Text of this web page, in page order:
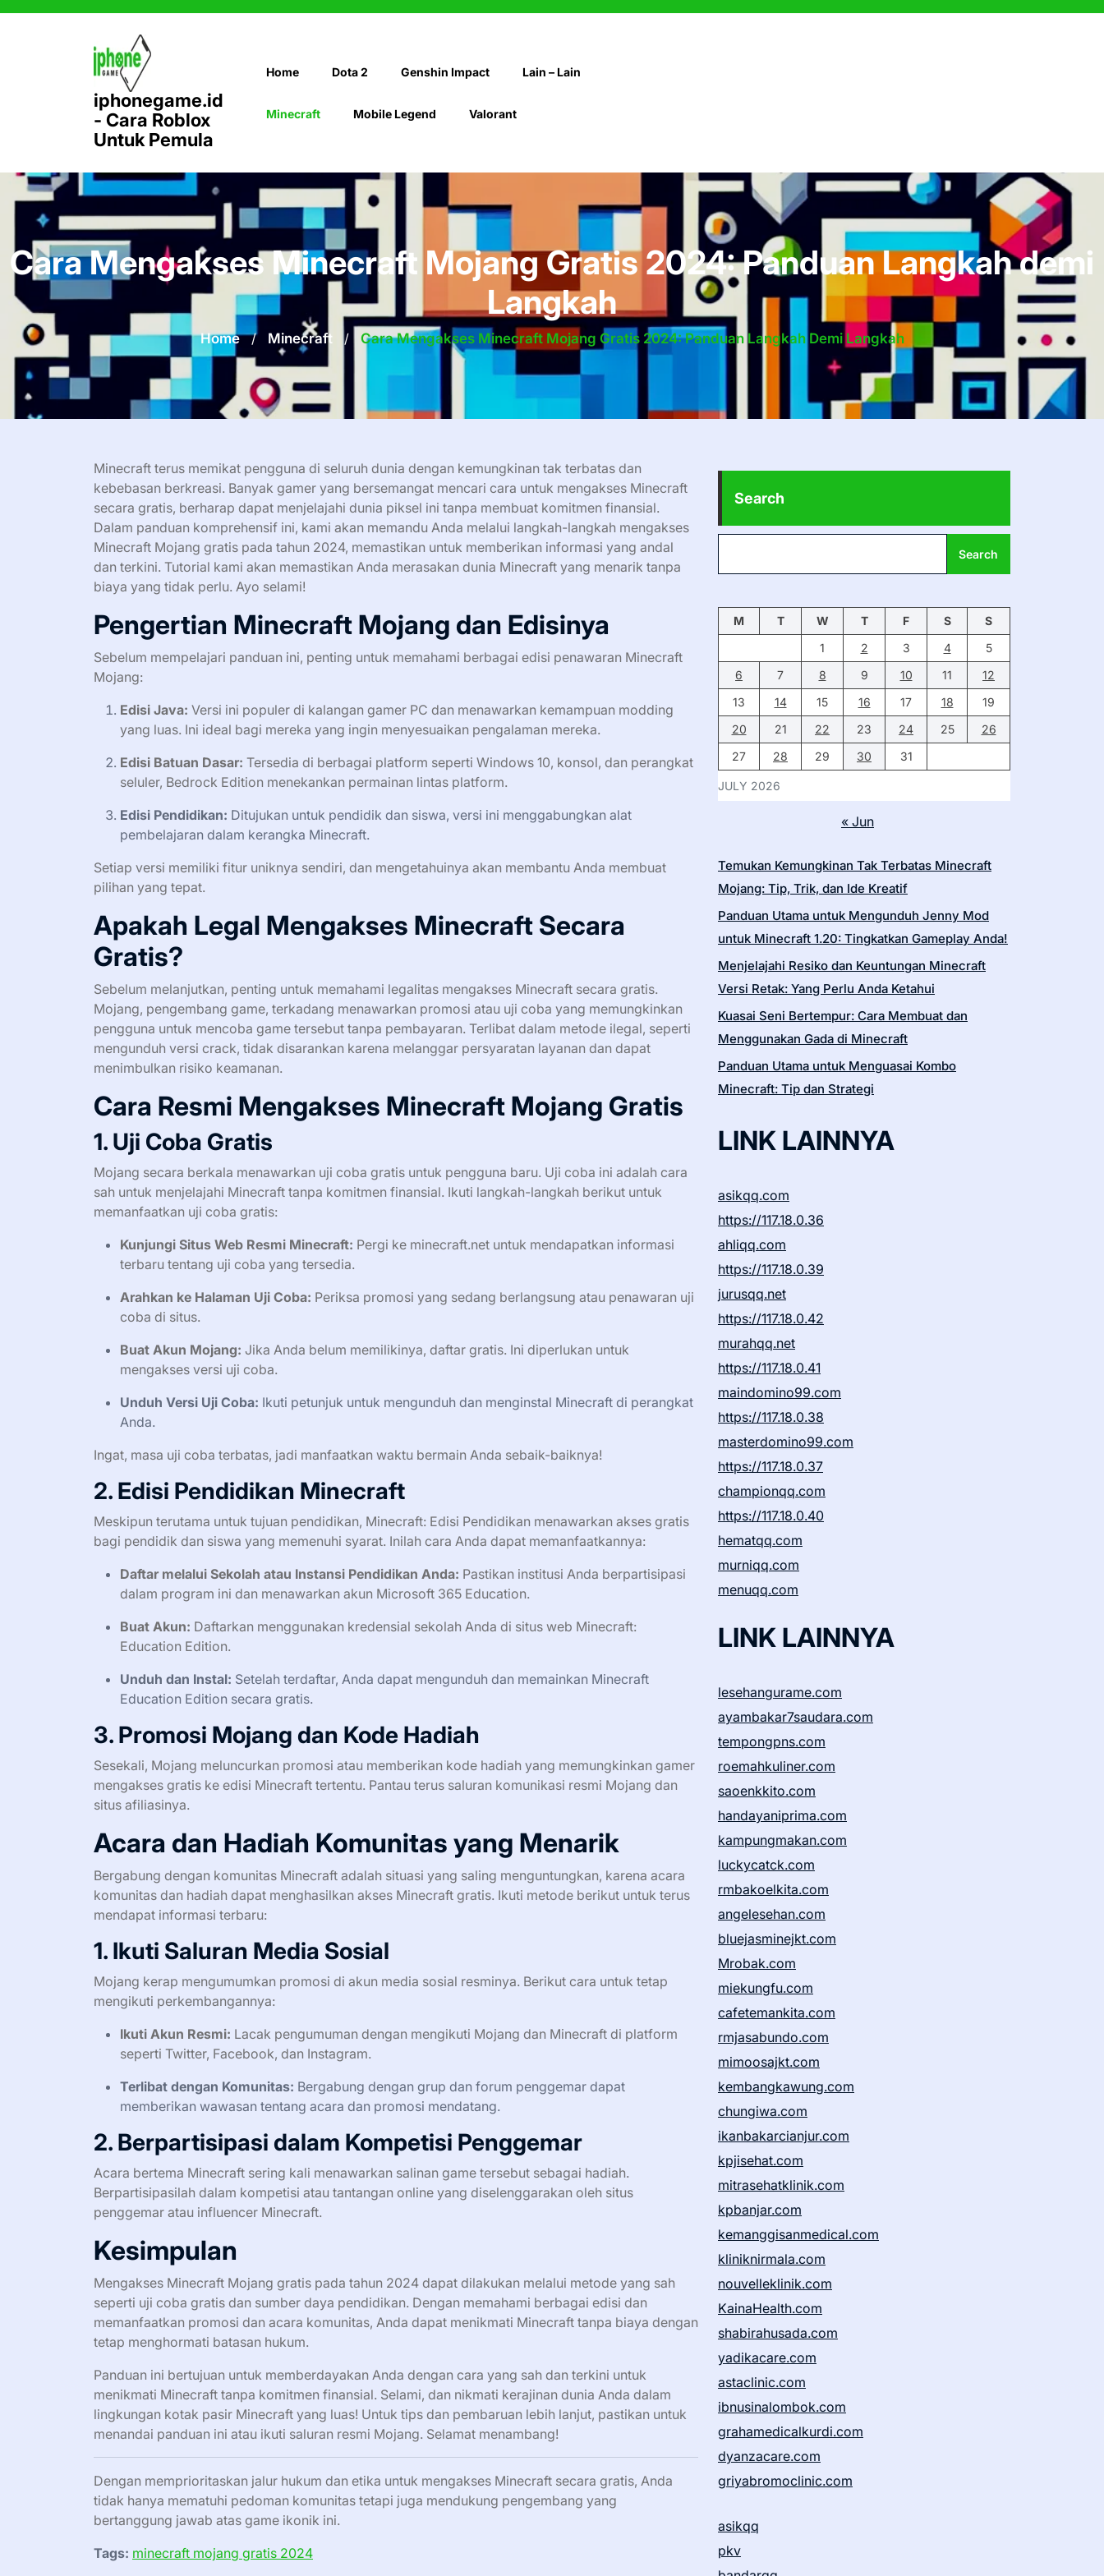
Skip
iphonegame.id
- Cara Roblox
Untuk Pemula
Home Dota 2 Genshin Impact Lain – Lain
Minecraft Mobile Legend Valorant
Cara Mengakses Minecraft Mojang Gratis 2024: Panduan Langkah demi
Langkah
Home / Minecraft / Cara Mengakses Minecraft Mojang Gratis 2024: Panduan Langkah Demi Langkah
Minecraft terus memikat pengguna di seluruh dunia dengan kemungkinan tak terbatas dan
kebebasan berkreasi. Banyak gamer yang bersemangat mencari cara untuk mengakses Minecraft
secara gratis, berharap dapat menjelajahi dunia piksel ini tanpa membuat komitmen finansial.
Dalam panduan komprehensif ini, kami akan memandu Anda melalui langkah-langkah mengakses
Minecraft Mojang gratis pada tahun 2024, memastikan untuk memberikan informasi yang andal
dan terkini. Tutorial kami akan memastikan Anda merasakan dunia Minecraft yang menarik tanpa
biaya yang tidak perlu. Ayo selami!
Pengertian Minecraft Mojang dan Edisinya
Sebelum mempelajari panduan ini, penting untuk memahami berbagai edisi penawaran Minecraft
Mojang:
Edisi Java: Versi ini populer di kalangan gamer PC dan menawarkan kemampuan modding
yang luas. Ini ideal bagi mereka yang ingin menyesuaikan pengalaman mereka.
Edisi Batuan Dasar: Tersedia di berbagai platform seperti Windows 10, konsol, dan perangkat
seluler, Bedrock Edition menekankan permainan lintas platform.
Edisi Pendidikan: Ditujukan untuk pendidik dan siswa, versi ini menggabungkan alat
pembelajaran dalam kerangka Minecraft.
Setiap versi memiliki fitur uniknya sendiri, dan mengetahuinya akan membantu Anda membuat
pilihan yang tepat.
Apakah Legal Mengakses Minecraft Secara
Gratis?
Sebelum melanjutkan, penting untuk memahami legalitas mengakses Minecraft secara gratis.
Mojang, pengembang game, terkadang menawarkan promosi atau uji coba yang memungkinkan
pengguna untuk mencoba game tersebut tanpa pembayaran. Terlibat dalam metode ilegal, seperti
mengunduh versi crack, tidak disarankan karena melanggar persyaratan layanan dan dapat
menimbulkan risiko keamanan.
Cara Resmi Mengakses Minecraft Mojang Gratis
1. Uji Coba Gratis
Mojang secara berkala menawarkan uji coba gratis untuk pengguna baru. Uji coba ini adalah cara
sah untuk menjelajahi Minecraft tanpa komitmen finansial. Ikuti langkah-langkah berikut untuk
memanfaatkan uji coba gratis:
Kunjungi Situs Web Resmi Minecraft: Pergi ke minecraft.net untuk mendapatkan informasi
terbaru tentang uji coba yang tersedia.
Arahkan ke Halaman Uji Coba: Periksa promosi yang sedang berlangsung atau penawaran uji
coba di situs.
Buat Akun Mojang: Jika Anda belum memilikinya, daftar gratis. Ini diperlukan untuk
mengakses versi uji coba.
Unduh Versi Uji Coba: Ikuti petunjuk untuk mengunduh dan menginstal Minecraft di perangkat
Anda.
Ingat, masa uji coba terbatas, jadi manfaatkan waktu bermain Anda sebaik-baiknya!
2. Edisi Pendidikan Minecraft
Meskipun terutama untuk tujuan pendidikan, Minecraft: Edisi Pendidikan menawarkan akses gratis
bagi pendidik dan siswa yang memenuhi syarat. Inilah cara Anda dapat memanfaatkannya:
Daftar melalui Sekolah atau Instansi Pendidikan Anda: Pastikan institusi Anda berpartisipasi
dalam program ini dan menawarkan akun Microsoft 365 Education.
Buat Akun: Daftarkan menggunakan kredensial sekolah Anda di situs web Minecraft:
Education Edition.
Unduh dan Instal: Setelah terdaftar, Anda dapat mengunduh dan memainkan Minecraft
Education Edition secara gratis.
3. Promosi Mojang dan Kode Hadiah
Sesekali, Mojang meluncurkan promosi atau memberikan kode hadiah yang memungkinkan gamer
mengakses gratis ke edisi Minecraft tertentu. Pantau terus saluran komunikasi resmi Mojang dan
situs afiliasinya.
Acara dan Hadiah Komunitas yang Menarik
Bergabung dengan komunitas Minecraft adalah situasi yang saling menguntungkan, karena acara
komunitas dan hadiah dapat menghasilkan akses Minecraft gratis. Ikuti metode berikut untuk terus
mendapat informasi terbaru:
1. Ikuti Saluran Media Sosial
Mojang kerap mengumumkan promosi di akun media sosial resminya. Berikut cara untuk tetap
mengikuti perkembangannya:
Ikuti Akun Resmi: Lacak pengumuman dengan mengikuti Mojang dan Minecraft di platform
seperti Twitter, Facebook, dan Instagram.
Terlibat dengan Komunitas: Bergabung dengan grup dan forum penggemar dapat
memberikan wawasan tentang acara dan promosi mendatang.
2. Berpartisipasi dalam Kompetisi Penggemar
Acara bertema Minecraft sering kali menawarkan salinan game tersebut sebagai hadiah.
Berpartisipasilah dalam kompetisi atau tantangan online yang diselenggarakan oleh situs
penggemar atau influencer Minecraft.
Kesimpulan
Mengakses Minecraft Mojang gratis pada tahun 2024 dapat dilakukan melalui metode yang sah
seperti uji coba gratis dan sumber daya pendidikan. Dengan memahami berbagai edisi dan
memanfaatkan promosi dan acara komunitas, Anda dapat menikmati Minecraft tanpa biaya dengan
tetap menghormati batasan hukum.
Panduan ini bertujuan untuk memberdayakan Anda dengan cara yang sah dan terkini untuk
menikmati Minecraft tanpa komitmen finansial. Selami, dan nikmati kerajinan dunia Anda dalam
lingkungan kotak pasir Minecraft yang luas! Untuk tips dan pembaruan lebih lanjut, pastikan untuk
menandai panduan ini atau ikuti saluran resmi Mojang. Selamat menambang!
Dengan memprioritaskan jalur hukum dan etika untuk mengakses Minecraft secara gratis, Anda
tidak hanya mematuhi pedoman komunitas tetapi juga mendukung pengembang yang
bertanggung jawab atas game ikonik ini.
Tags: minecraft mojang gratis 2024
Search
Search
JULY 2026
M T W T F S
S
1
2 3 4
5
6
7 8 9 10 11
12
13
14 15 16 17 18
19
20
21 22 23 24 25
26
27
28 29 30 31
« Jun
Temukan Kemungkinan Tak Terbatas Minecraft
Mojang: Tip, Trik, dan Ide Kreatif
Panduan Utama untuk Mengunduh Jenny Mod
untuk Minecraft 1.20: Tingkatkan Gameplay Anda!
Menjelajahi Resiko dan Keuntungan Minecraft
Versi Retak: Yang Perlu Anda Ketahui
Kuasai Seni Bertempur: Cara Membuat dan
Menggunakan Gada di Minecraft
Panduan Utama untuk Menguasai Kombo
Minecraft: Tip dan Strategi
LINK LAINNYA
asikqq.com
https://117.18.0.36
ahliqq.com
https://117.18.0.39
jurusqq.net
https://117.18.0.42
murahqq.net
https://117.18.0.41
maindomino99.com
https://117.18.0.38
masterdomino99.com
https://117.18.0.37
championqq.com
https://117.18.0.40
hematqq.com
murniqq.com
menuqq.com
LINK LAINNYA
lesehangurame.com
ayambakar7saudara.com
tempongpns.com
roemahkuliner.com
saoenkkito.com
handayaniprima.com
kampungmakan.com
luckycatck.com
rmbakoelkita.com
angelesehan.com
bluejasminejkt.com
Mrobak.com
miekungfu.com
cafetemankita.com
rmjasabundo.com
mimoosajkt.com
kembangkawung.com
chungiwa.com
ikanbakarcianjur.com
kpjisehat.com
mitrasehatklinik.com
kpbanjar.com
kemanggisanmedical.com
kliniknirmala.com
nouvelleklinik.com
KainaHealth.com
shabirahusada.com
yadikacare.com
astaclinic.com
ibnusinalombok.com
grahamedicalkurdi.com
dyanzacare.com
griyabromoclinic.com
asikqq
pkv